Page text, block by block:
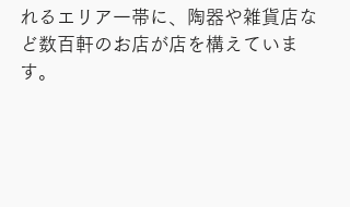
れるエリア一帯に、陶器や雑貨店な
ど数百軒のお店が店を構えていま
す。